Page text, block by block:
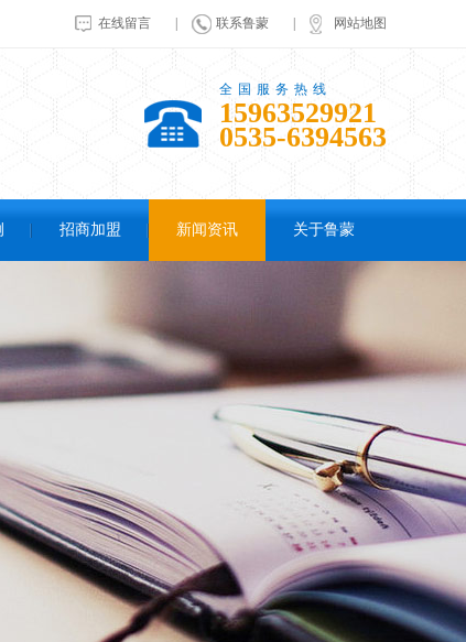
在线留言 联系鲁蒙 网站地图
全国服务热线
15963529921
0535-6394563
招商加盟 新闻资讯 关于鲁蒙